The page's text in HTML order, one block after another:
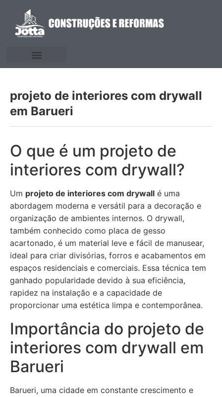
projeto de interiores com drywall
em Barueri
O que é um projeto de
interiores com drywall?
Um projeto de interiores com drywall é uma
abordagem moderna e versátil para a decoração e
organização de ambientes internos. O drywall,
também conhecido como placa de gesso
acartonado, é um material leve e fácil de manusear,
ideal para criar divisórias, forros e acabamentos em
espaços residenciais e comerciais. Essa técnica tem
ganhado popularidade devido à sua eficiência,
rapidez na instalação e a capacidade de
proporcionar uma estética limpa e contemporânea.
Importância do projeto de
interiores com drywall em
Barueri
Barueri, uma cidade em constante crescimento e